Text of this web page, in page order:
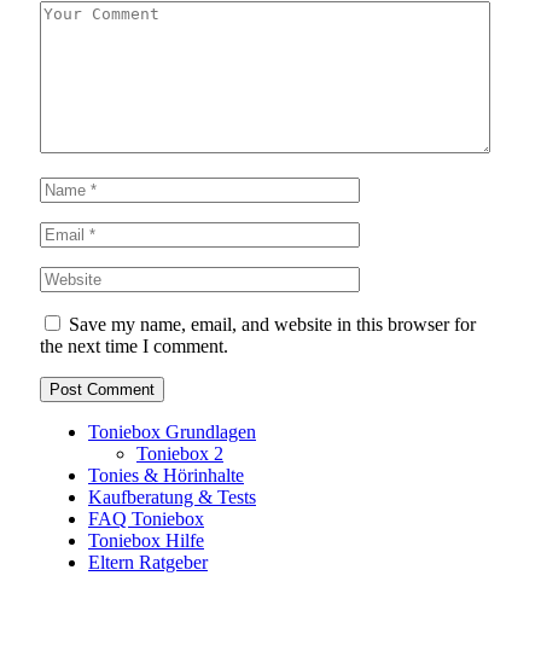
Save my name, email, and website in this browser for
the next time I comment.
Toniebox Grundlagen
Toniebox 2
Tonies & Hörinhalte
Kaufberatung & Tests
FAQ Toniebox
Toniebox Hilfe
Eltern Ratgeber